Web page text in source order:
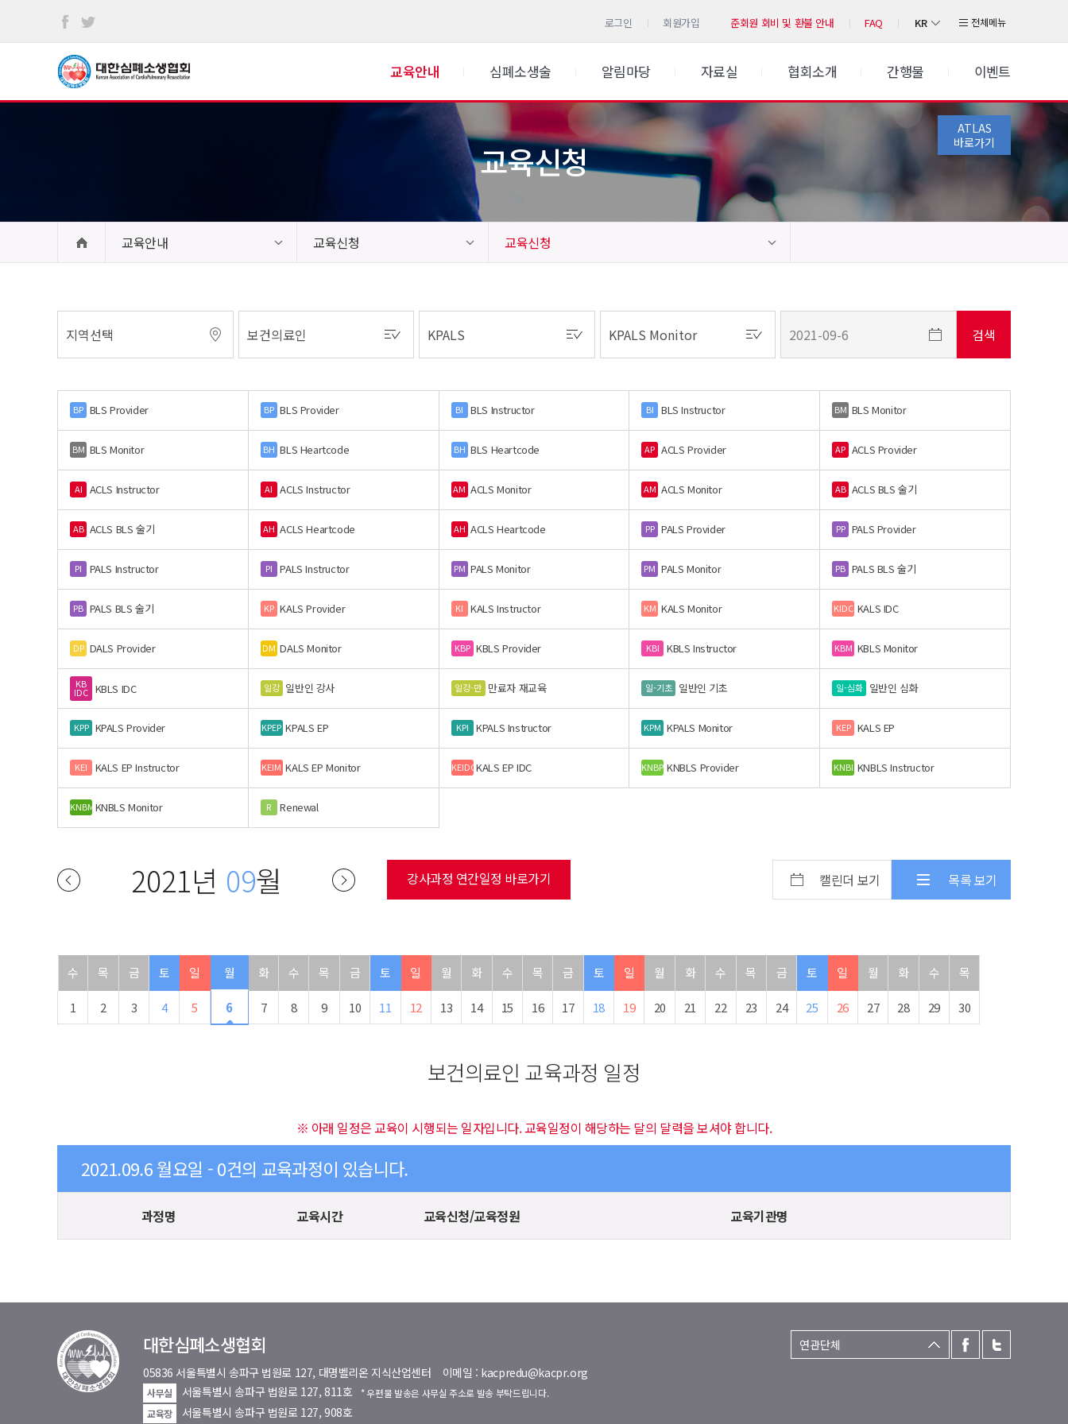
로그인 회원가입 준회원 회비 및 환불 안내 FAQ KR 전체메뉴
교육안내 심폐소생술 알림마당 자료실 협회소개 간행물 이벤트
ATLAS
바로가기
교육신청
교육안내 교육신청 교육신청
BP BLS Provider BP BLS Provider BI BLS Instructor BI BLS Instructor BM BLS Monitor
BM BLS Monitor BH BLS Heartcode BH BLS Heartcode AP ACLS Provider AP ACLS Provider
AI ACLS Instructor AI ACLS Instructor AM ACLS Monitor AM ACLS Monitor AB ACLS BLS 술기
AB ACLS BLS 술기 AH ACLS Heartcode AH ACLS Heartcode PP PALS Provider PP PALS Provider
PI PALS Instructor PI PALS Instructor PM PALS Monitor PM PALS Monitor PB PALS BLS 술기
PB PALS BLS 술기 KP KALS Provider KI KALS Instructor KM KALS Monitor KIDC KALS IDC
DP DALS Provider DM DALS Monitor KBP KBLS Provider KBI KBLS Instructor KBM KBLS Monitor
KB
IDC KBLS IDC 일강 일반인 강사 일강-만 만료자 재교육 일-기초 일반인 기초 일-심화 일반인 심화
KPP KPALS Provider KPEP KPALS EP KPI KPALS Instructor KPM KPALS Monitor KEP KALS EP
KEI KALS EP Instructor KEIM KALS EP Monitor KEIDCKALS EP IDC KNBP KNBLS Provider KNBI KNBLS Instructor
KNBM KNBLS Monitor R Renewal
2021년 09월 강사과정 연간일정 바로가기 캘린더 보기 목록 보기
수 목 금 토 일 월 화 수 목 금 토 일 월 화 수 목 금 토 일 월 화 수 목 금 토 일 월 화 수 목
1 2 3 4 5 6 7 8 9 10 11 12 13 14 15 16 17 18 19 20 21 22 23 24 25 26 27 28 29 30
보건의료인 교육과정 일정
※ 아래 일정은 교육이 시행되는 일자입니다. 교육일정이 해당하는 달의 달력을 보셔야 합니다.
2021.09.6 월요일 - 0건의 교육과정이 있습니다.
과정명 교육시간 교육신청/교육정원 교육기관명
대한심폐소생협회
05836 서울특별시 송파구 법원로 127, 대명벨리온 지식산업센터 이메일 : kacpredu@kacpr.org
사무실 서울특별시 송파구 법원로 127, 811호
* 우편물 발송은 사무실 주소로 발송 부탁드립니다.
교육장
서울특별시 송파구 법원로 127, 908호